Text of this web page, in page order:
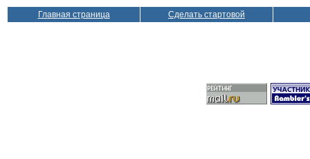
Главная страница Сделать стартовой